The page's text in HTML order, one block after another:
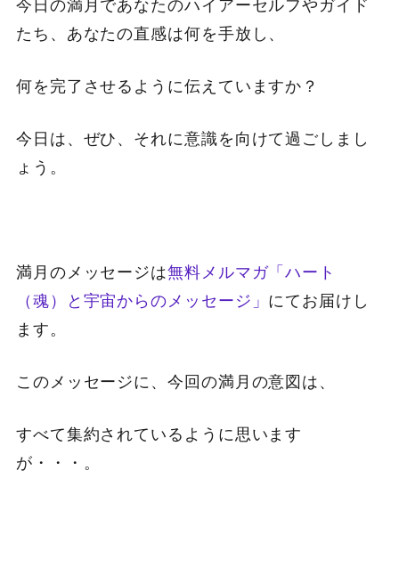
たち、あなたの直感は何を手放し、
何を完了させるように伝えていますか？
今日は、ぜひ、それに意識を向けて過ごしまし
ょう。
満月のメッセージは無料メルマガ「ハート
（魂）と宇宙からのメッセージ」 にてお届けし
ます。
このメッセージに、今回の満月の意図は、
すべて集約されているように思います
が・・・。